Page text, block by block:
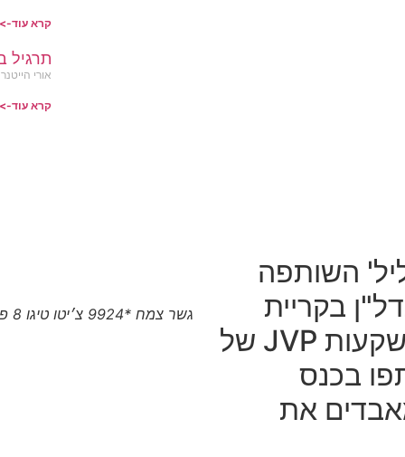
השותפה
בקריית
שמונה והגליל, עם קרן ההשקעות JVP של
בכנס
את
קרא עוד->
תרגיל
אורי הייטנר
קרא עוד->
גשר צמח *9924 צ׳יטו טיגו 8 פרו המותג הסיני הגיע לצפון